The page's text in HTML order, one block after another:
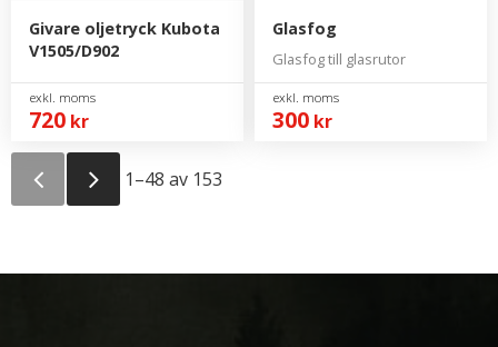
Givare oljetryck Kubota
V1505/D902
720 kr
Glasfog
Glasfog till glasrutor
300 kr
1–48 av 153